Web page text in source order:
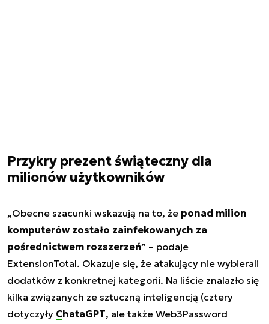
Przykry prezent świąteczny dla
milionów użytkowników
„Obecne szacunki wskazują na to, że ponad milion
komputerów zostało zainfekowanych za
pośrednictwem rozszerzeń” – podaje
ExtensionTotal. Okazuje się, że atakujący nie wybierali
dodatków z konkretnej kategorii. Na liście znalazło się
kilka związanych ze sztuczną inteligencją (cztery
dotyczyły ChataGPT, ale także Web3Password